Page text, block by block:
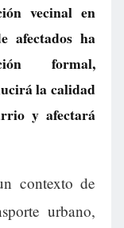
vecinal en
afectados ha
formal,
la calidad
y afectará
contexto de
urbano,